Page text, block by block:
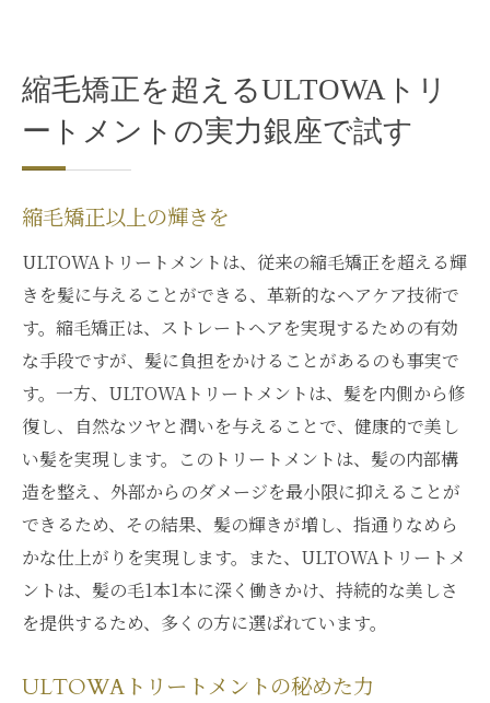
縮毛矯正を超えるULTOWAトリ
ートメントの実力銀座で試す
縮毛矯正以上の輝きを
ULTOWAトリートメントは、従来の縮毛矯正を超える輝
きを髪に与えることができる、革新的なヘアケア技術で
す。縮毛矯正は、ストレートヘアを実現するための有効
な手段ですが、髪に負担をかけることがあるのも事実で
す。一方、ULTOWAトリートメントは、髪を内側から修
復し、自然なツヤと潤いを与えることで、健康的で美し
い髪を実現します。このトリートメントは、髪の内部構
造を整え、外部からのダメージを最小限に抑えることが
できるため、その結果、髪の輝きが増し、指通りなめら
かな仕上がりを実現します。また、ULTOWAトリートメ
ントは、髪の毛1本1本に深く働きかけ、持続的な美しさ
を提供するため、多くの方に選ばれています。
ULTOWAトリートメントの秘めた力